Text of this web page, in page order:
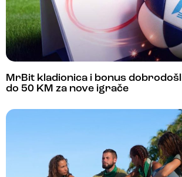
MrBit kladionica i bonus
do 50 KM za nove igrače